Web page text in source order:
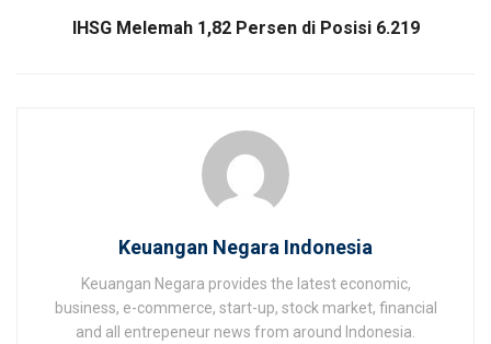
IHSG Melemah 1,82 Persen di Posisi 6.219
Keuangan Negara Indonesia
Keuangan Negara provides the latest economic,
business, e-commerce, start-up, stock market, financial
and all entrepeneur news from around Indonesia.